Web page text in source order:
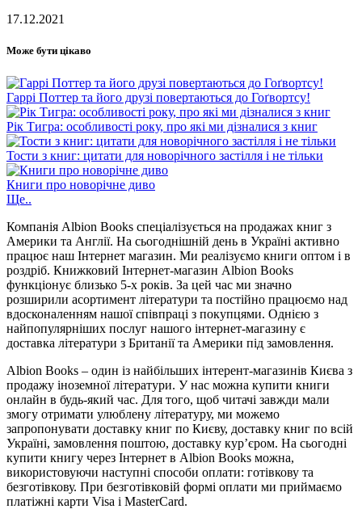
17.12.2021
Може бути цікаво
Гаррі Поттер та його друзі повертаються до Гоґвортсу!
Рік Тигра: особливості року, про які ми дізналися з книг
Тости з книг: цитати для новорічного застілля і не тільки
Книги про новорічне диво
Ще..
Компанія Albion Books спеціалізується на продажах книг з
Америки та Англії. На сьогоднішній день в Україні активно
працює наш Інтернет магазин. Ми реалізуємо книги оптом і в
роздріб. Книжковий Інтернет-магазин Albion Books
функціонує близько 5-х років. За цей час ми значно
розширили асортимент літератури та постійно працюємо над
вдосконаленням нашої співпраці з покупцями. Однією з
найпопулярніших послуг нашого інтернет-магазину є
доставка літератури з Британії та Америки під замовлення.
Albion Books – один із найбільших інтерент-магазинів Києва з
продажу іноземної літератури. У нас можна купити книги
онлайн в будь-який час. Для того, щоб читачі завжди мали
змогу отримати улюблену літературу, ми можемо
запропонувати доставку книг по Києву, доставку книг по всій
Україні, замовлення поштою, доставку кур’єром. На сьогодні
купити книгу через Інтернет в Albion Books можна,
використовуючи наступні способи оплати: готівкову та
безготівкову. При безготівковій формі оплати ми приймаємо
платіжні карти Visa і MasterCard.